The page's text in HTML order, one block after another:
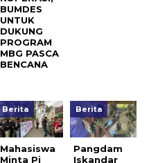
BUMDES
UNTUK
DUKUNG
PROGRAM
MBG PASCA
BENCANA
Berita
Mahasiswa
Minta Pj
Berita
Pangdam
Iskandar